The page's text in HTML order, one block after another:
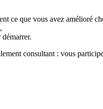
ce que vous avez amélioré
,
démarrer.
consultant : vous